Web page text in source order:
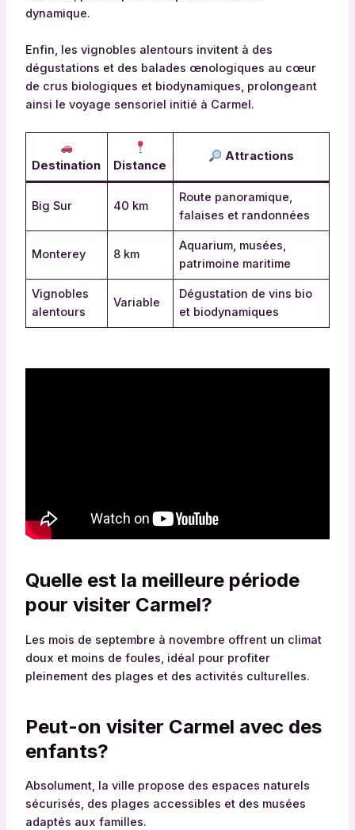
dynamique.
Enfin, les vignobles alentours invitent à des
dégustations et des balades œnologiques au cœur
de crus biologiques et biodynamiques, prolongeant
ainsi le voyage sensoriel initié à Carmel.
Destination Distance
Attractions
Big Sur 40 km
Route panoramique,
falaises et randonnées
Monterey 8 km
Aquarium, musées,
patrimoine maritime
Vignobles
alentours
Variable
Dégustation de vins bio
et biodynamiques
Quelle est la meilleure période
pour visiter Carmel?
Les mois de septembre à novembre offrent un climat
doux et moins de foules, idéal pour profiter
pleinement des plages et des activités culturelles.
Peut-on visiter Carmel avec des
enfants?
Absolument, la ville propose des espaces naturels
sécurisés, des plages accessibles et des musées
adaptés aux familles.